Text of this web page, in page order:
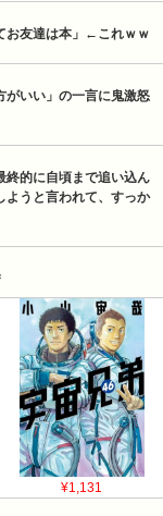
お友達は本」←これｗｗ
がいい」の一言に鬼激怒
終的に自頃まで追い込ん
うと言われて、すっか
¥1,131